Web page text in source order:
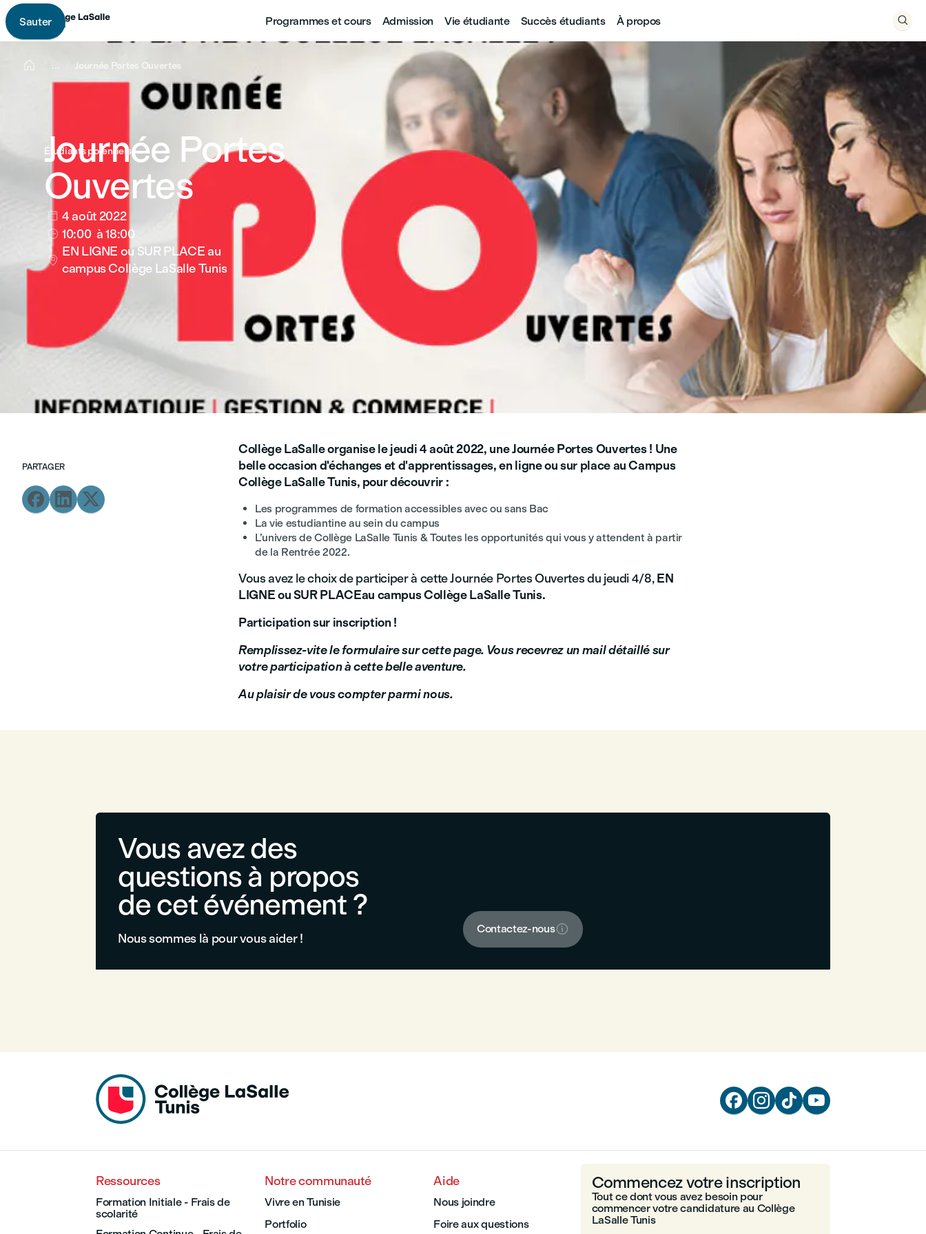
Sauter Programmes et cours Admission Vie étudiante Succès étudiants À propos 
 ... Journée Portes Ouvertes
Étudiants potentiels
Journée Portes
Ouvertes
 4 août 2022
 10:00 à 18:00

EN LIGNE ou SUR PLACE au
campus Collège LaSalle Tunis
PARTAGER
  
Collège LaSalle organise le jeudi 4 août 2022, une Journée Portes Ouvertes ! Une
belle occasion d'échanges et d'apprentissages, en ligne ou sur place au Campus
Collège LaSalle Tunis, pour découvrir :
Les programmes de formation accessibles avec ou sans Bac
La vie estudiantine au sein du campus
L’univers de Collège LaSalle Tunis & Toutes les opportunités qui vous y attendent à partir
de la Rentrée 2022.
Vous avez le choix de participer à cette Journée Portes Ouvertes du jeudi 4/8,EN
LIGNE ou SUR PLACEau campus Collège LaSalleTunis.
Participation sur inscription !
Remplissez-vite le formulaire sur cette page. Vous recevrez un mail détaillé sur
votre participation à cette belle aventure.
Au plaisir de vous compter parmi nous.
Vous avez des
questions à propos
de cet événement ?
Nous sommes là pour vous aider !
Contactez-nous
   
Ressources
Formation Initiale - Frais de
scolarité
Notre communauté
Vivre en Tunisie
Portfolio
Aide
Nous joindre
Foire aux questions
Commencez votre inscription
Tout ce dont vous avez besoin pour
commencer votre candidature au Collège
LaSalle Tunis